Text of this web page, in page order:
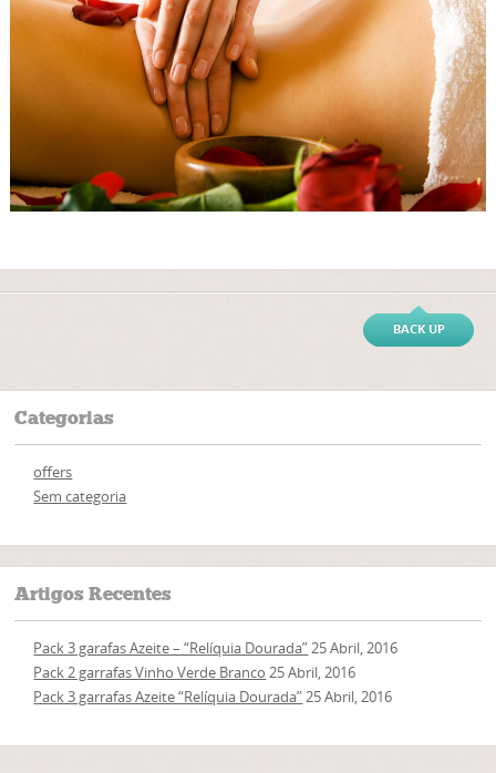
BACK UP
Categorias
offers
Sem categoria
Artigos Recentes
Pack 3 garafas Azeite – “Relíquia Dourada”25 Abril, 2016
Pack 2 garrafas Vinho Verde Branco 25 Abril, 2016
Pack 3 garrafas Azeite “Relíquia Dourada”25 Abril, 2016